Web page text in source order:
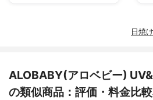
日焼
ALOBABY(アロベビー)
の類似商品：評価・料金比